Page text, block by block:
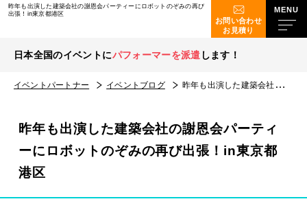
昨年も出演した建築会社の謝恩会パーティーにロボットのぞみの再び
出張！in東京都港区
お問い合わせ
お見積り
日本全国のイベントにパフォーマーを派遣 します！
イベントパートナー イベントブログ 昨年も出演した建築会社の謝恩会パーティーにロボットのぞみの再び出張！in東京都港区
昨年も出演した建築会社の謝恩会パーティ
ーにロボットのぞみの再び出張！in東京都
港区